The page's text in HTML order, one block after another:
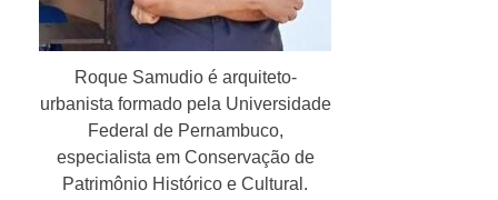
Roque Samudio é arquiteto-
urbanista formado pela Universidade
Federal de Pernambuco,
especialista em Conservação de
Patrimônio Histórico e Cultural.